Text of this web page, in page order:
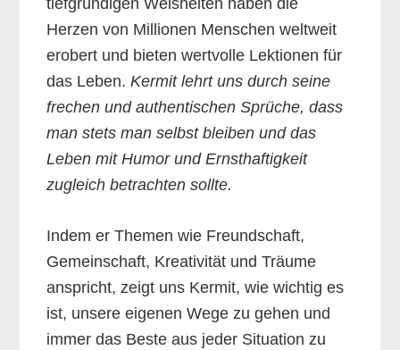
Herzen von Millionen Menschen weltweit
erobert und bieten wertvolle Lektionen für
das Leben.Kermit lehrt uns durch seine
frechen und authentischen Sprüche, dass
man stets man selbst bleiben und das
Leben mit Humor und Ernsthaftigkeit
zugleich betrachten sollte.
Indem er Themen wie Freundschaft,
Gemeinschaft, Kreativität und Träume
anspricht, zeigt uns Kermit, wie wichtig es
ist, unsere eigenen Wege zu gehen und
immer das Beste aus jeder Situation zu